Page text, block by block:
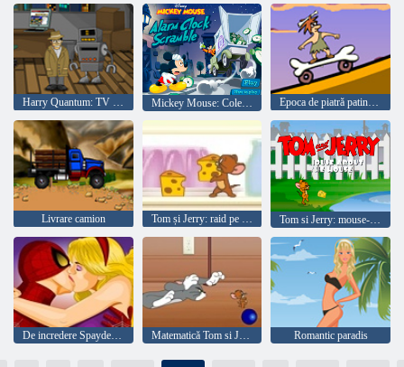
Harry Quantum: TV Go Home Mickey Mouse: Colectia de alarme Epoca de piatră patinator
Livrare camion Tom si Jerry: mouse-ul despre Hauzel
Matematică Tom si Jerry Romantic paradis